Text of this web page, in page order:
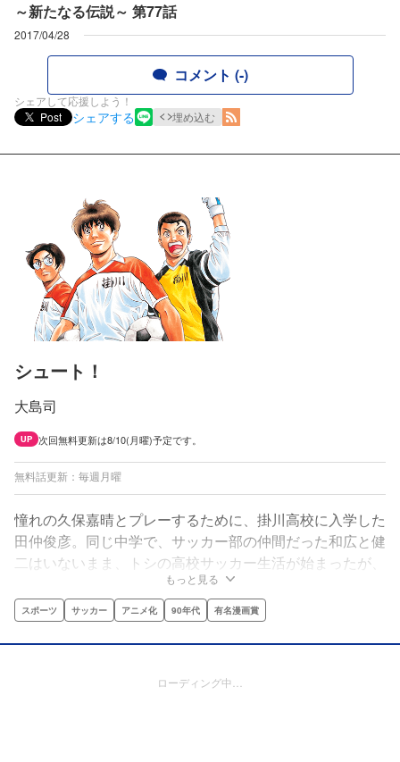
～新たなる伝説～ 第77話
2017/04/28
コメント (-)
シェアして応援しよう！
Post
シェアする 埋め込む
シュート！
大島司
UP 次回無料更新は8/10(月曜)予定です。
無料話更新：毎週月曜
憧れの久保嘉晴とプレーするために、掛川高校に入学した
田仲俊彦。同じ中学で、サッカー部の仲間だった和広と健
二はいないまま、トシの高校サッカー生活が始まったが、
雑用ばかりやらされてる毎日にうんざり。だが、あること
をきっかけに、２年生と試合をすることになり‥‥!?
もっと見る
スポーツ サッカー アニメ化 90年代 有名漫画賞
ローディング中…